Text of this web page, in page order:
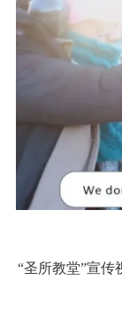
“圣所教堂”宣传